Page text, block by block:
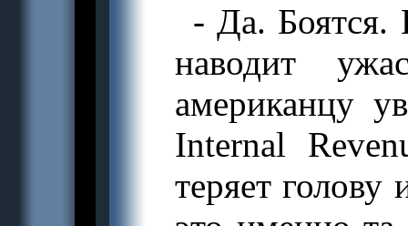
- Да. Боятся.
наводит
американцу
Internal
теряет голову